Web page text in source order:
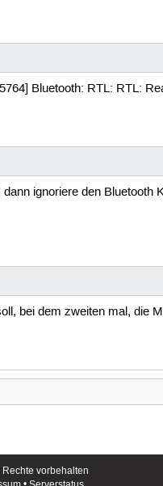
Bluetooth: RTL: RTL:
ignoriere den Bluetooth
bei dem zweiten mal, die
vorbehalten